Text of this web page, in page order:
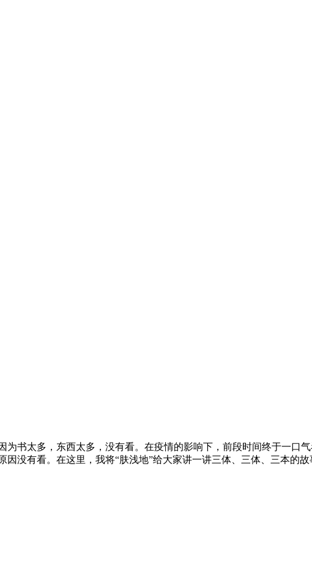
书太多，东西太多，没有看。在疫情的影响下，前段时间终于一口
没有看。在这里，我将“肤浅地”给大家讲一讲三体、三体、三本的故